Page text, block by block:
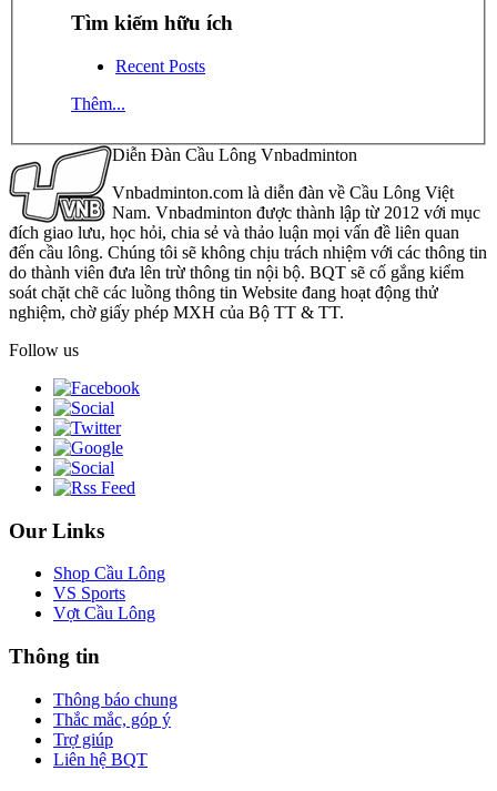
Tìm kiếm hữu ích
Recent Posts
Thêm...
Diễn Đàn Cầu Lông Vnbadminton
Vnbadminton.com là diễn đàn về Cầu Lông Việt
Nam. Vnbadminton được thành lập từ 2012 với mục
đích giao lưu, học hỏi, chia sẻ và thảo luận mọi vấn đề liên quan
đến cầu lông. Chúng tôi sẽ không chịu trách nhiệm với các thông tin
do thành viên đưa lên trừ thông tin nội bộ. BQT sẽ cố gắng kiểm
soát chặt chẽ các luồng thông tin Website đang hoạt động thử
nghiệm, chờ giấy phép MXH của Bộ TT & TT.
Follow us
Our Links
Shop Cầu Lông
VS Sports
Vợt Cầu Lông
Thông tin
Thông báo chung
Thắc mắc, góp ý
Trợ giúp
Liên hệ BQT